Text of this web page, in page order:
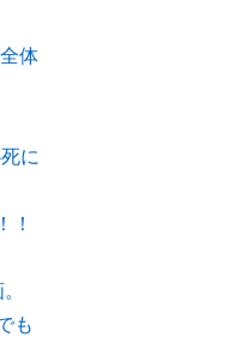
体
に
！
も